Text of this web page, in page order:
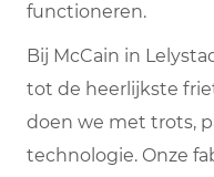
functioneren.
Bij McCain in
tot de heerlijkste
doen we met trots,
technologie. Onze